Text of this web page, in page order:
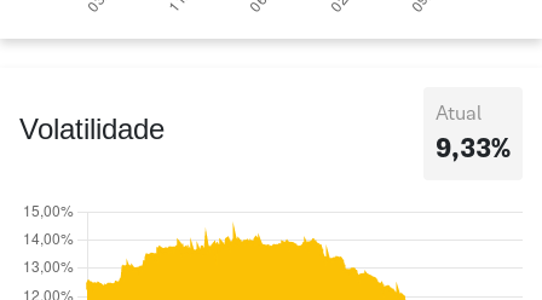
Volatilidade Atual
9,33%